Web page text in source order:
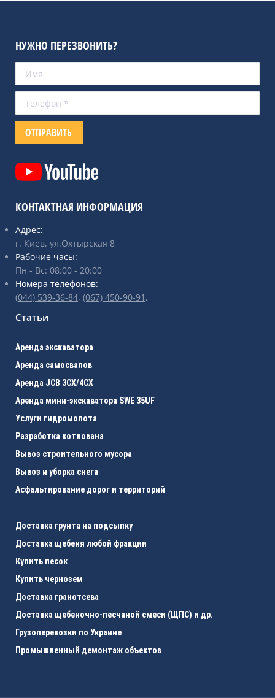
НУЖНО ПЕРЕЗВОНИТЬ?
КОНТАКТНАЯ ИНФОРМАЦИЯ
Адрес:
г. Киев, ул.Охтырская 8
Рабочие часы:
Пн - Вс: 08:00 - 20:00
Номера телефонов:
(044) 539-36-84, (067) ‎450-90-91 ,
Статьи
Аренда экскаватора
Аренда самосвалов
Аренда JCB 3CХ/4CX
Аренда мини-экскаватора SWE 35UF
Услуги гидромолота
Разработка котлована
Вывоз строительного мусора
Вывоз и уборка снега
Асфальтирование дорог и территорий
Доставка грунта на подсыпку
Доставка щебеня любой фракции
Купить песок
Купить чернозем
Доставка гранотсева
Доставка щебеночно-песчаной смеси (ЩПС) и др.
Грузоперевозки по Украине
Промышленный демонтаж объектов